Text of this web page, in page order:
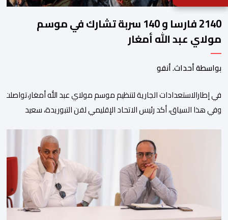
2140 فارسا و 140 سربة تشارك في موسم
مولاي عبد الله أمغار
بواسطة أحداث. أنفو
في إطارالاستعدادات الجارية لتنظيم موسم مولاي عبد الله
وفي هذا السياق، أكد رئيس الاتحاد الإقليمي لفن التبوريدة، سعيد
ولم تخل هذه الدورة من مؤشرات إيجابية على مستوى تنوعالمشاركة،
وتبرز هذه الأرقام الحجم الكبير الذي باتت تعرفه تظاهرةالتبوريدة
ومن المرتقب أن تعرف فعاليات الموسم إقبالا جماهيريا
واسعا،في ظل الشغف الكبير الذي يحظى به فن التبوريدة، باعتبارهأحد